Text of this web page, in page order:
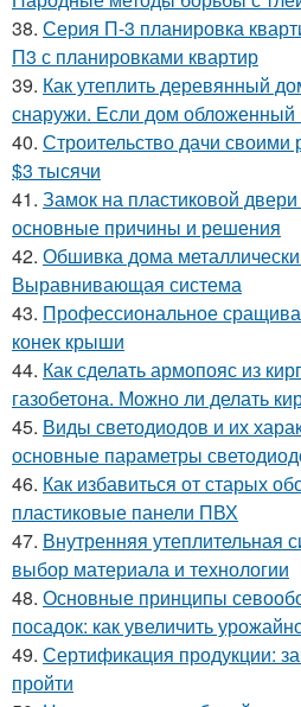
38. Серия П-3 планировка
П3 с планировками квартир
39. Как утеплить деревянный
снаружи. Если дом обложенный
40. Строительство дачи своими
$3 тысячи
41. Замок на пластиковой
основные причины и решения
42. Обшивка дома
Выравнивающая система
43. Профессиональное
конек крыши
44. Как сделать армопояс из
газобетона. Можно ли делать
45. Виды светодиодов и их
основные параметры
46. Как избавиться от старых
пластиковые панели ПВХ
47. Внутренняя утеплительная
выбор материала и технологии
48. Основные принципы
посадок: как увеличить
49. Сертификация продукции:
пройти